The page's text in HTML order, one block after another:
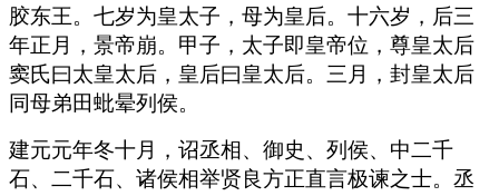
胶东王。七岁为皇太子，母为皇后。十六岁，后三
年正月，景帝崩。甲子，太子即皇帝位，尊皇太后
窦氏曰太皇太后，皇后曰皇太后。三月，封皇太后
同母弟田蚍晕列侯。
建元元年冬十月，诏丞相、御史、列侯、中二千
石、二千石、诸侯相举贤良方正直言极谏之士。丞